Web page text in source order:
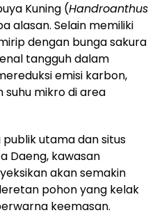
Kuning (Handroanthus
alasan. Selain memiliki
dengan bunga sakura
tangguh dalam
emisi karbon,
mikro di area
utama dan situs
Daeng, kawasan
akan semakin
pohon yang kelak
keemasan.